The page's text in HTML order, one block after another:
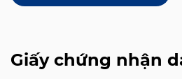
Giấy chứng nhận